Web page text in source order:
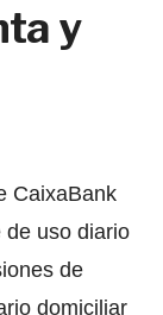
y
CaixaBank
de uso diario
de
domiciliar